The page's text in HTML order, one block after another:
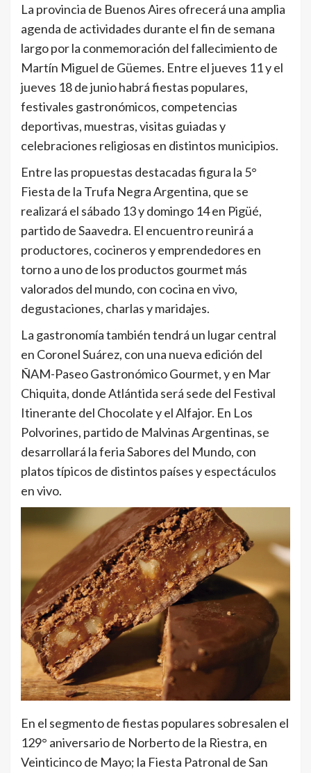
La provincia de Buenos Aires ofrecerá una amplia
agenda de actividades durante el fin de semana
largo por la conmemoración del fallecimiento de
Martín Miguel de Güemes. Entre el jueves 11 y el
jueves 18 de junio habrá fiestas populares,
festivales gastronómicos, competencias
deportivas, muestras, visitas guiadas y
celebraciones religiosas en distintos municipios.
Entre las propuestas destacadas figura la 5°
Fiesta de la Trufa Negra Argentina, que se
realizará el sábado 13 y domingo 14 en Pigüé,
partido de Saavedra. El encuentro reunirá a
productores, cocineros y emprendedores en
torno a uno de los productos gourmet más
valorados del mundo, con cocina en vivo,
degustaciones, charlas y maridajes.
La gastronomía también tendrá un lugar central
en Coronel Suárez, con una nueva edición del
ÑAM-Paseo Gastronómico Gourmet, y en Mar
Chiquita, donde Atlántida será sede del Festival
Itinerante del Chocolate y el Alfajor. En Los
Polvorines, partido de Malvinas Argentinas, se
desarrollará la feria Sabores del Mundo, con
platos típicos de distintos países y espectáculos
en vivo.
En el segmento de fiestas populares sobresalen el
129° aniversario de Norberto de la Riestra, en
Veinticinco de Mayo; la Fiesta Patronal de San